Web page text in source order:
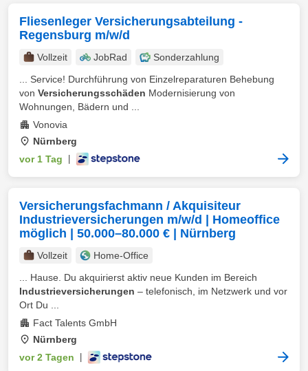
Fliesenleger Versicherungsabteilung -
Regensburg m/w/d
Vollzeit JobRad
Sonderzahlung
... Service! Durchführung von Einzelreparaturen Behebung
von Versicherungsschäden Modernisierung von
Wohnungen, Bädern und ...
Vonovia
Nürnberg
vor 1 Tag
Versicherungsfachmann / Akquisiteur
Industrieversicherungen m/w/d | Homeoffice
möglich | 50.000–80.000 € | Nürnberg
Vollzeit
Home-Office
... Hause. Du akquirierst aktiv neue Kunden im Bereich
Industrieversicherungen – telefonisch, im Netzwerk und vor
Ort Du ...
Fact Talents GmbH
Nürnberg
vor 2 Tagen